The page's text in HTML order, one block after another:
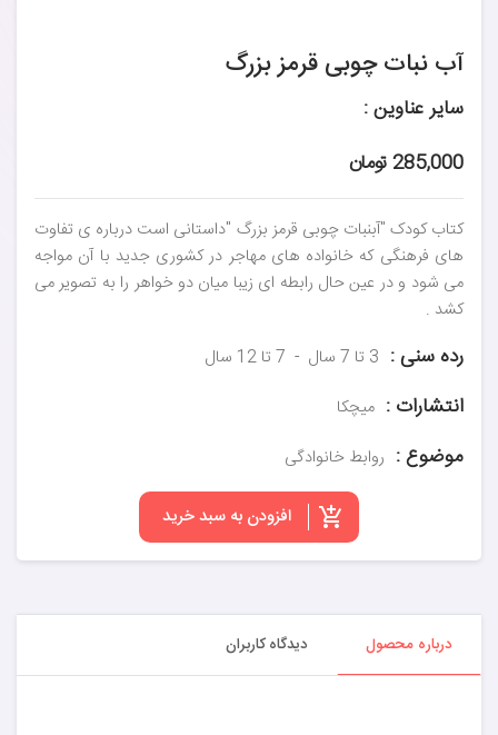
آب نبات چوبی قرمز بزرگ
سایر عناوین :
285,000 تومان
کتاب کودک "آبنبات چوبی قرمز بزرگ "داستانی است درباره ی تفاوت
های فرهنگی که خانواده های مهاجر در کشوری جدید با آن مواجه
می شود و در عین حال رابطه ای زیبا میان دو خواهر را به تصویر می
کشد .
رده سنی : 3 تا 7 سال 7 تا 12 سال
انتشارات : میچکا
موضوع : روابط خانوادگی
افزودن به سبد خرید
درباره محصول دیدگاه کاربران